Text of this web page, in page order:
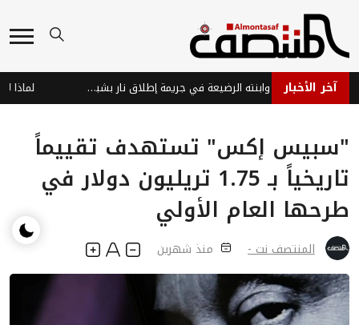
آخر الأخبار مقتل مواطن وابنته الرضيعة في جريمة إطلاق نار بشبوة على خلفية ثأر قبلي
"سبيس إكس" تستهدف تقييماً
تاريخياً بـ 1.75 تريليون دولار في
طرحها العام الأولي
المنتصف نت - منذ شهرين